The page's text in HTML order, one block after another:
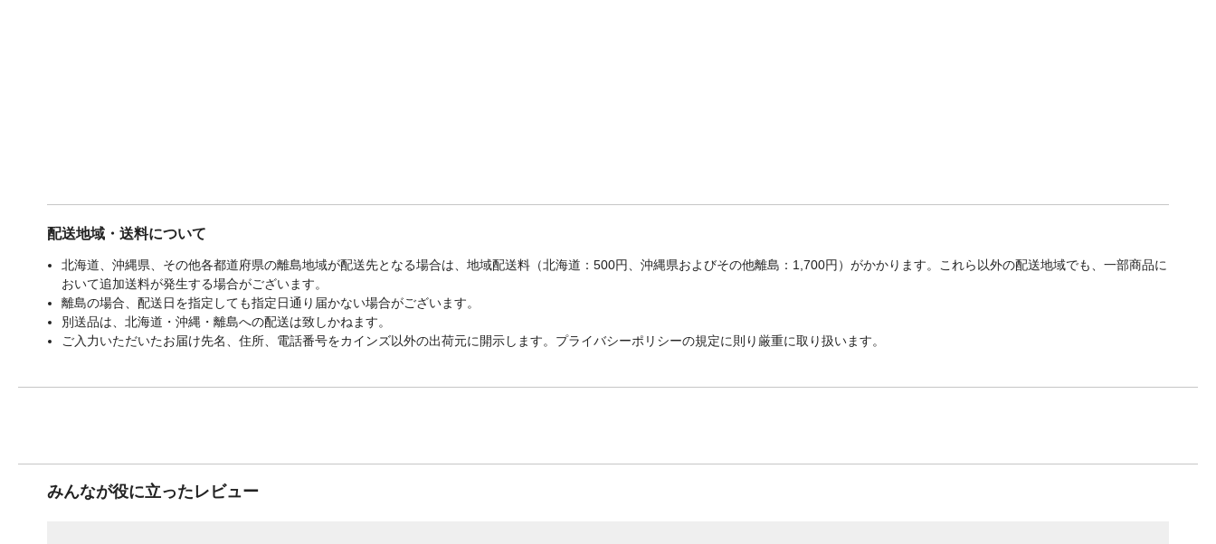
配送地域・送料について
北海道、沖縄県、その他各都道府県の離島地域が配送先となる場合は、地域配送料（北海道：500円、沖縄県およびその他離島：1,700円）がかかります。これら以外の配送地域でも、一部商品に
おいて追加送料が発生する場合がございます。
離島の場合、配送日を指定しても指定日通り届かない場合がございます。
別送品は、北海道・沖縄・離島への配送は致しかねます。
ご入力いただいたお届け先名、住所、電話番号をカインズ以外の出荷元に開示します。プライバシーポリシーの規定に則り厳重に取り扱います。
みんなが役に立ったレビュー